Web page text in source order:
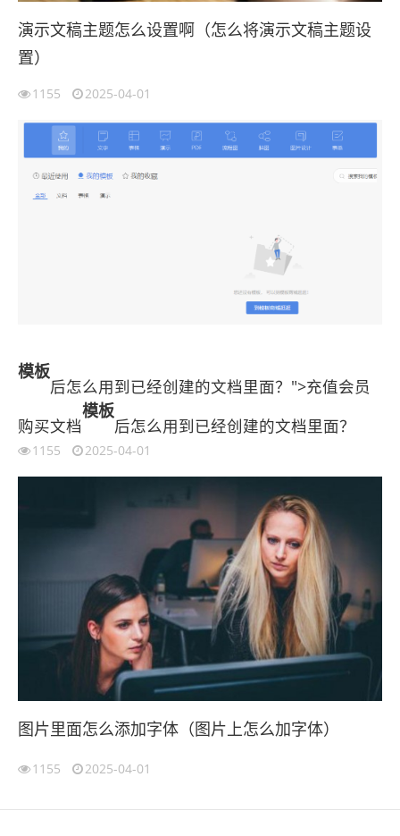
演示文稿主题怎么设置啊（怎么将演示文稿主题设
置）
1155 2025-04-01
模板
后怎么用到已经创建的文档里面？">充值会员
购买文档
模板
后怎么用到已经创建的文档里面？
1155 2025-04-01
图片里面怎么添加字体（图片上怎么加字体）
1155 2025-04-01